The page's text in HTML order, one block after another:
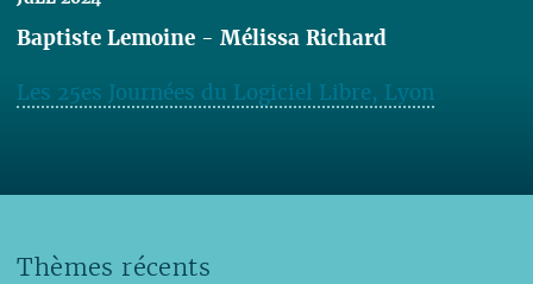
Baptiste Lemoine -Mélissa Richard
Les 25es Journées du Logiciel Libre, Lyon
Thèmes récents